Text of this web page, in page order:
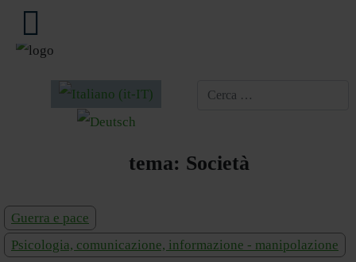
Seleziona la tua lingua
tema: Società
Guerra e pace
Psicologia, comunicazione, informazione - manipolazione